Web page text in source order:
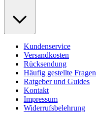
Kundenservice
Versandkosten
Rücksendung
Häufig gestellte Fragen
Ratgeber und Guides
Kontakt
Impressum
Widerrufsbelehrung